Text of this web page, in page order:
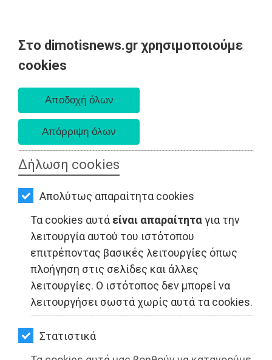
Στο dimotisnews.gr χρησιμοποιούμε
cookies
Δήλωση cookies
Απολύτως απαραίτητα cookies
Τα cookies αυτά είναι απαραίτηταγια την
λειτουργία αυτού του ιστότοπου
επιτρέποντας βασικές λειτουργίες όπως
πλοήγηση στις σελίδες και άλλες
λειτουργίες. Ο ιστότοπος δεν μπορεί να
λειτουργήσει σωστά χωρίς αυτά τα cookies.
Στατιστικά
AΡΧΙΚΗ
ΕΙΔΗΣΕΙΣ
ΠΟΛΙΤΙΚΗ
ΤΟΠΙΚΗ
ΑΥΤΟΔΙΟΙΚΗΣΗ
ΟΙΚΟΝΟΜΙΑ
ΑΘΛΗΤΙΣΜΟΣ
ΠΟΛΙΤΙΣΜΟΣ
ΣΠΙΤΙ-
ΚΗΠΟΣ
ΥΓΕΙΑ
LIFESTYLE